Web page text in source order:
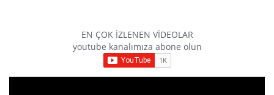
EN ÇOK İZLENEN VİDEOLAR
youtube kanalımıza abone olun